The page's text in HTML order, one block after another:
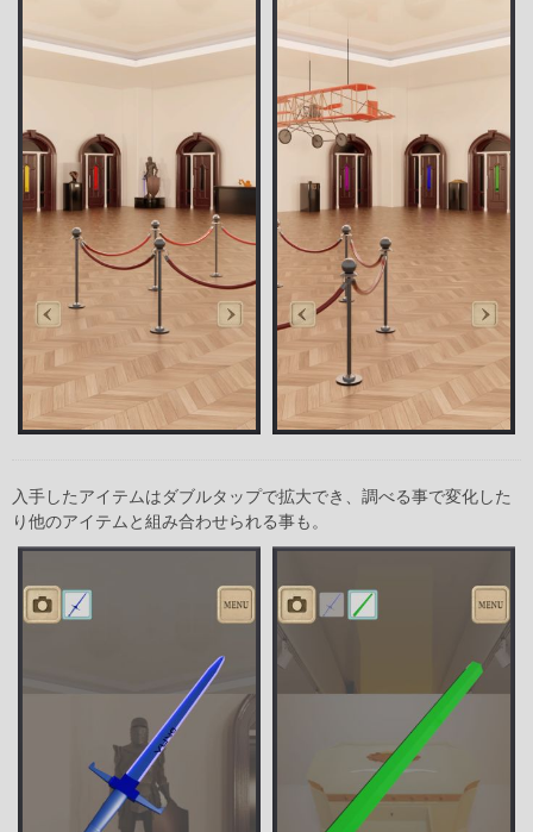
入手したアイテムはダブルタップで拡大でき、調べる事で変化した
り他のアイテムと組み合わせられる事も。